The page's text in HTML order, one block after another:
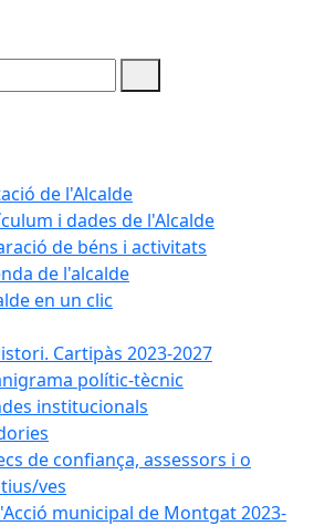
de l'Alcalde
i dades de l'Alcalde
de béns i activitats
de l'alcalde
en un clic
Cartipàs 2023-2027
polític-tècnic
institucionals
de confiança, assessors i o
ves
municipal de Montgat 2023-